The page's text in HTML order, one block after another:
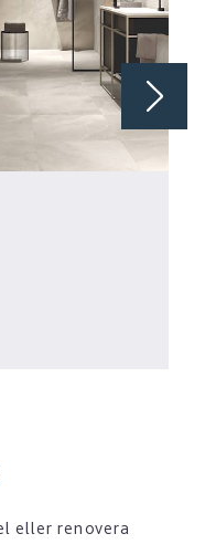
eller renovera